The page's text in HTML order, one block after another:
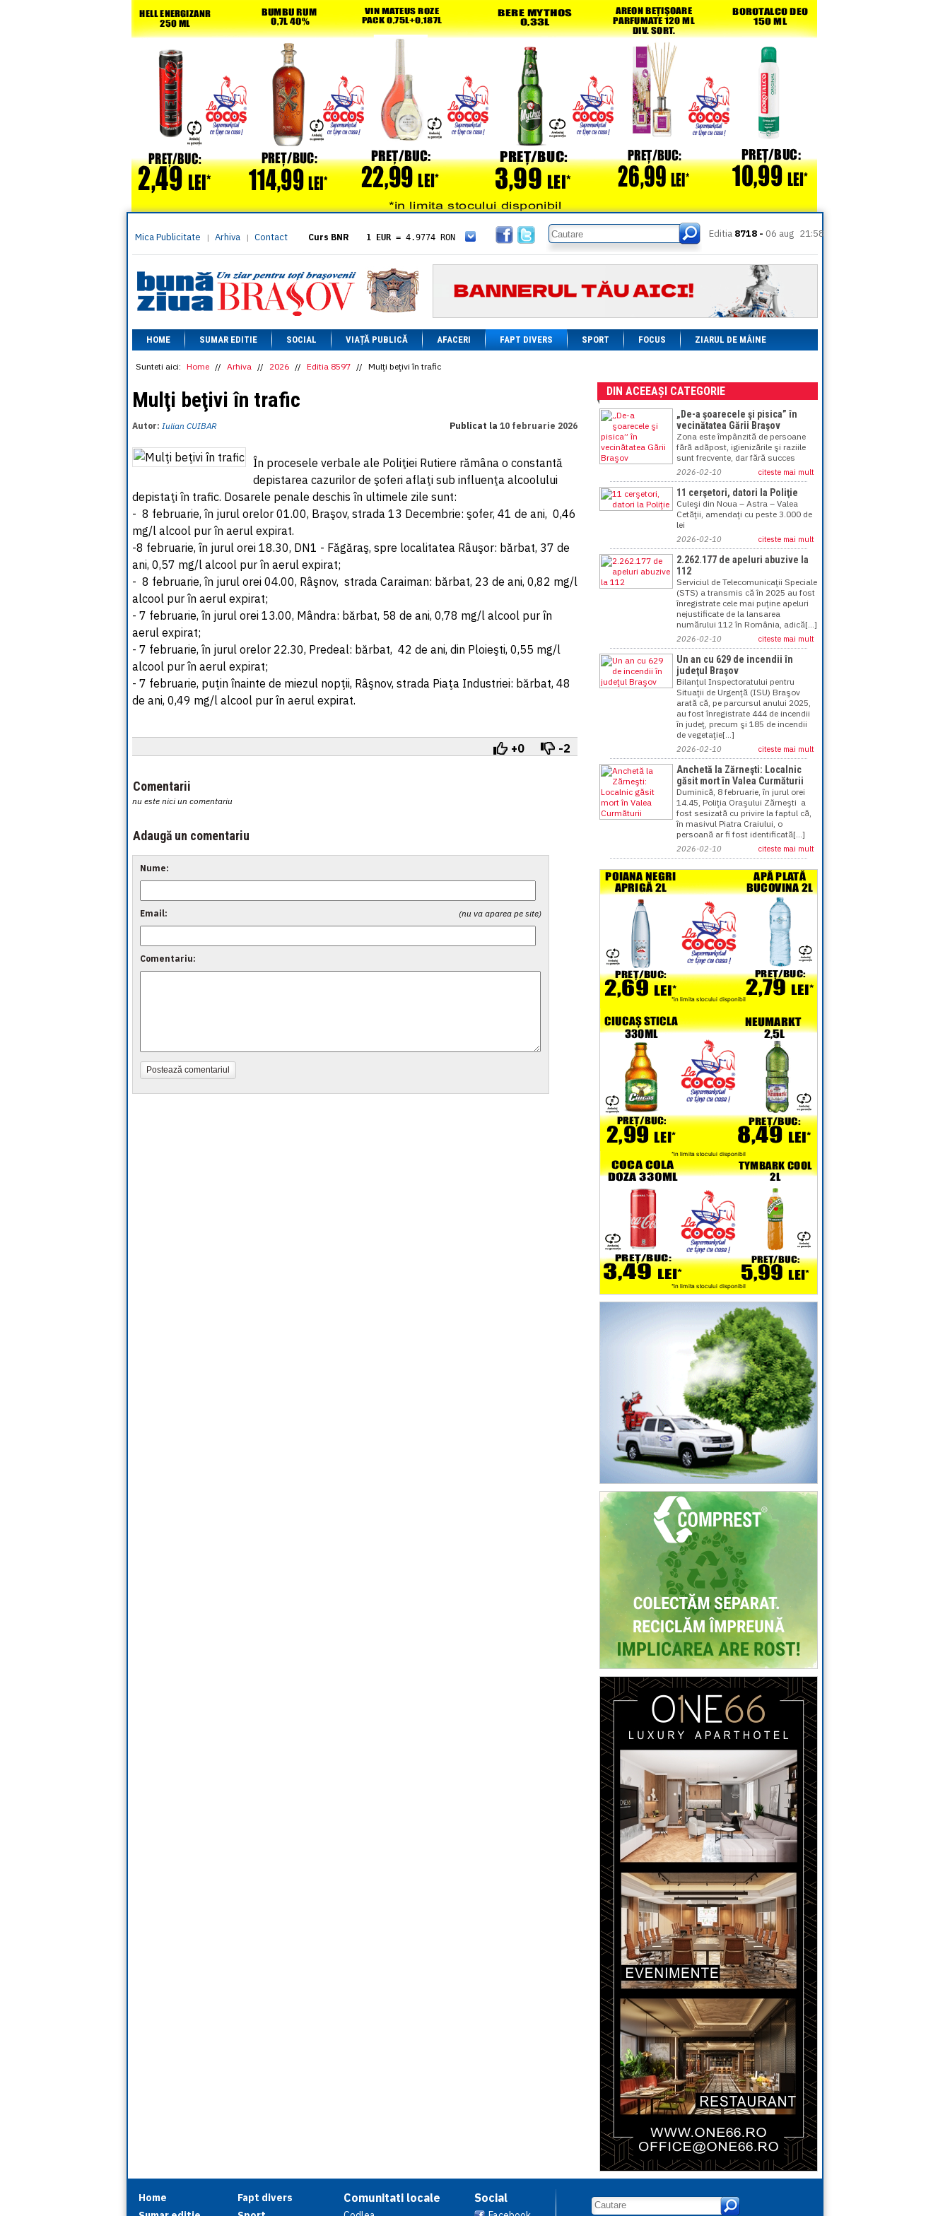
Mica Publicitate | Arhiva | Contact Curs BNR 1 EUR = 4.9774 RON
= 5.8304 RON
1 XAU= 464.4611 RON
1 AED= 1.1933 RON
1 AUD= 2.7957 RON
1 BGN= 2.5449 RON
1 CAD= 3.1559 RON
1 CHF= 5.2813 RON
1 CNY= 0.6015 RON
= 0.0513 RON
1 MDL= 0.2538 RON
1 MXN= 0.2227 RON
1 NOK
= 0.4191 RON
1 PLN= 1.1646 RON
= 0.0530 RON
1 SEK
1 UAH= 0.1048 RON
Editia 8718 - 06 aug 21:58
HOME SUMAR EDITIE SOCIAL VIAȚĂ PUBLICĂ AFACERI FAPT DIVERS SPORT FOCUS ZIARUL DE MÂINE
Sunteti aici: Home // Arhiva // 2026 // Editia 8597 // Mulţi beţivi în trafic
Mulţi beţivi în trafic
Autor: Iulian CUIBAR Publicat la 10 februarie 2026
În procesele verbale ale Poliţiei Rutiere rămâna o constantă
depistarea cazurilor de şoferi aflaţi sub influenţa alcoolului
depistaţi în trafic. Dosarele penale deschis în ultimele zile sunt:
- 8 februarie, în jurul orelor 01.00, Braşov, strada 13 Decembrie: şofer, 41 de ani, 0,46
mg/l alcool pur în aerul expirat.
-8 februarie, în jurul orei 18.30, DN1 - Făgăraş, spre localitatea Râuşor: bărbat, 37 de
ani, 0,57 mg/l alcool pur în aerul expirat;
- 8 februarie, în jurul orei 04.00, Râşnov, strada Caraiman: bărbat, 23 de ani, 0,82 mg/l
alcool pur în aerul expirat;
- 7 februarie, în jurul orei 13.00, Mândra: bărbat, 58 de ani, 0,78 mg/l alcool pur în
aerul expirat;
- 7 februarie, în jurul orelor 22.30, Predeal: bărbat, 42 de ani, din Ploieşti, 0,55 mg/l
alcool pur în aerul expirat;
- 7 februarie, puţin înainte de miezul nopţii, Râşnov, strada Piaţa Industriei: bărbat, 48
de ani, 0,49 mg/l alcool pur în aerul expirat.
+0 -2
Comentarii
nu este nici un comentariu
Adaugă un comentariu
Nume:
(nu va aparea pe site)
Email:
Comentariu:
Postează comentariul
DIN ACEEAȘI CATEGORIE
„De-a şoarecele şi pisica” în
vecinătatea Gării Braşov
Zona este împânzită de persoane
fără adăpost, igienizările şi raziile
sunt frecvente, dar fără succes
2026-02-10 citeste mai mult
11 cerşetori, datori la Poliţie
Culeşi din Noua – Astra – Valea
Cetăţii, amendaţi cu peste 3.000 de
lei
2026-02-10 citeste mai mult
2.262.177 de apeluri abuzive la
112
Serviciul de Telecomunicaţii Speciale
(STS) a transmis că în 2025 au fost
înregistrate cele mai puţine apeluri
nejustificate de la lansarea
numărului 112 în România, adică[...]
2026-02-10 citeste mai mult
Un an cu 629 de incendii în
judeţul Braşov
Bilanţul Inspectoratului pentru
Situaţii de Urgenţă (ISU) Braşov
arată că, pe parcursul anului 2025,
au fost înregistrate 444 de incendii
în judeţ, precum şi 185 de incendii
de vegetaţie[...]
2026-02-10 citeste mai mult
Anchetă la Zărneşti: Localnic
găsit mort în Valea Curmăturii
Duminică, 8 februarie, în jurul orei
14.45, Poliţia Oraşului Zărneşti a
fost sesizată cu privire la faptul că,
în masivul Piatra Craiului, o
persoană ar fi fost identificată[...]
2026-02-10 citeste mai mult
Home
Fapt divers
Comunitati locale Social